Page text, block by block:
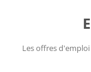
Les offres